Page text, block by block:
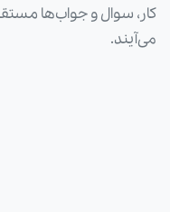
کار، سوال و جواب‌ها
می‌آیند.